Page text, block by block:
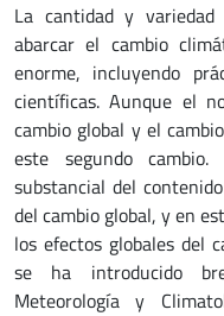
La cantidad y variedad
abarcar el cambio
enorme, incluyendo
científicas. Aunque el
cambio global y el
este segundo
substancial del
del cambio global, y en
los efectos globales del
se ha introducido
Meteorología y